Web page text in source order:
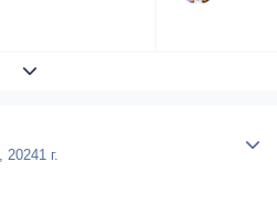
Развернуть обзор темы
20241 г.